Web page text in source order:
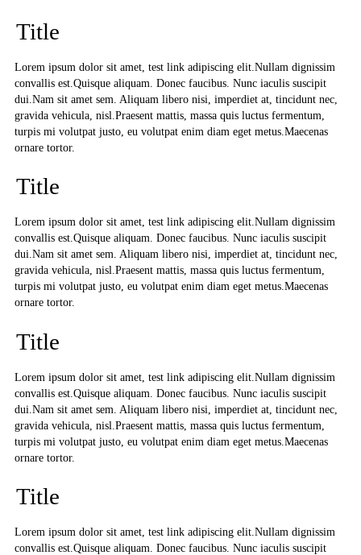
Title
Lorem ipsum dolor sit amet, test link adipiscing elit.Nullam dignissim
convallis est.Quisque aliquam. Donec faucibus. Nunc iaculis suscipit
dui.Nam sit amet sem. Aliquam libero nisi, imperdiet at, tincidunt nec,
gravida vehicula, nisl.Praesent mattis, massa quis luctus fermentum,
turpis mi volutpat justo, eu volutpat enim diam eget metus.Maecenas
ornare tortor.
Title
Lorem ipsum dolor sit amet, test link adipiscing elit.Nullam dignissim
convallis est.Quisque aliquam. Donec faucibus. Nunc iaculis suscipit
dui.Nam sit amet sem. Aliquam libero nisi, imperdiet at, tincidunt nec,
gravida vehicula, nisl.Praesent mattis, massa quis luctus fermentum,
turpis mi volutpat justo, eu volutpat enim diam eget metus.Maecenas
ornare tortor.
Title
Lorem ipsum dolor sit amet, test link adipiscing elit.Nullam dignissim
convallis est.Quisque aliquam. Donec faucibus. Nunc iaculis suscipit
dui.Nam sit amet sem. Aliquam libero nisi, imperdiet at, tincidunt nec,
gravida vehicula, nisl.Praesent mattis, massa quis luctus fermentum,
turpis mi volutpat justo, eu volutpat enim diam eget metus.Maecenas
ornare tortor.
Title
Lorem ipsum dolor sit amet, test link adipiscing elit.Nullam dignissim
convallis est.Quisque aliquam. Donec faucibus. Nunc iaculis suscipit